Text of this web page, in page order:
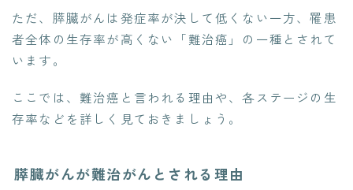
ただ、膵臓がんは発症率が決して低くない一方、罹患
者全体の生存率が高くない「難治癌」の一種とされて
います。
ここでは、難治癌と言われる理由や、各ステージの生
存率などを詳しく見ておきましょう。
膵臓がんが難治がんとされる理由